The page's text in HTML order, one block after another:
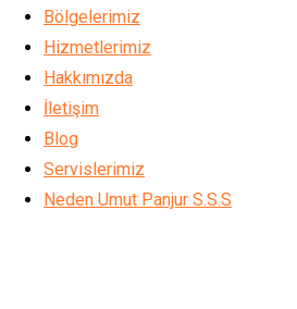
Bölgelerimiz
Hizmetlerimiz
Hakkımızda
İletişim
Blog
Servislerimiz
Neden Umut Panjur S.S.S